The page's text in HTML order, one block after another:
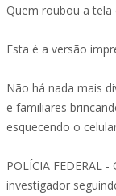
Quem roubou a tela
Esta é a versão
Não há nada mais
e familiares
esquecendo o
POLÍCIA FEDERAL
investigador